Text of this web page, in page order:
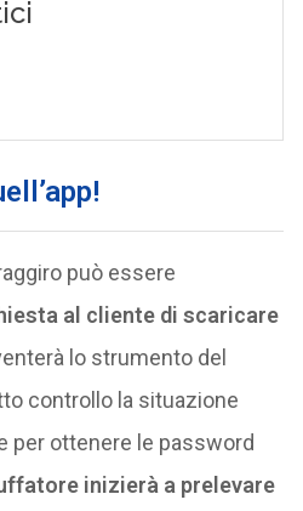
può essere
al cliente di scaricare
lo strumento del
controllo la situazione
per ottenere le password
inizierà a prelevare